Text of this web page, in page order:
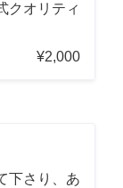
クオリティ
¥2,000
下さり、あ